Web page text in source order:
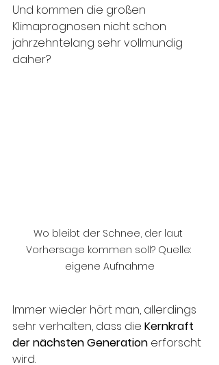
Und kommen die großen
Klimaprognosen nicht schon
jahrzehntelang sehr vollmundig
daher?
Wo bleibt der Schnee, der laut
Vorhersage kommen soll? Quelle:
eigene Aufnahme
Immer wieder hört man, allerdings
sehr verhalten, dass die Kernkraft
der nächsten Generation erforscht
wird.